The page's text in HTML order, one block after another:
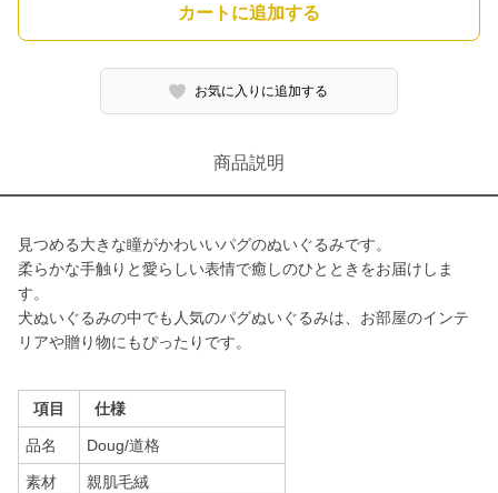
カートに追加する
お気に入りに追加する
商品説明
見つめる大きな瞳がかわいいパグのぬいぐるみです。
柔らかな手触りと愛らしい表情で癒しのひとときをお届けしま
す。
犬ぬいぐるみの中でも人気のパグぬいぐるみは、お部屋のインテ
リアや贈り物にもぴったりです。
項目 仕様
品名 Doug/道格
素材 親肌毛絨